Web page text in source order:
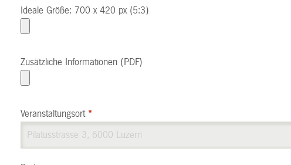
Ideale Größe: 700 x 420 px (5:3)
Zusätzliche Informationen (PDF)
Veranstaltungsort *